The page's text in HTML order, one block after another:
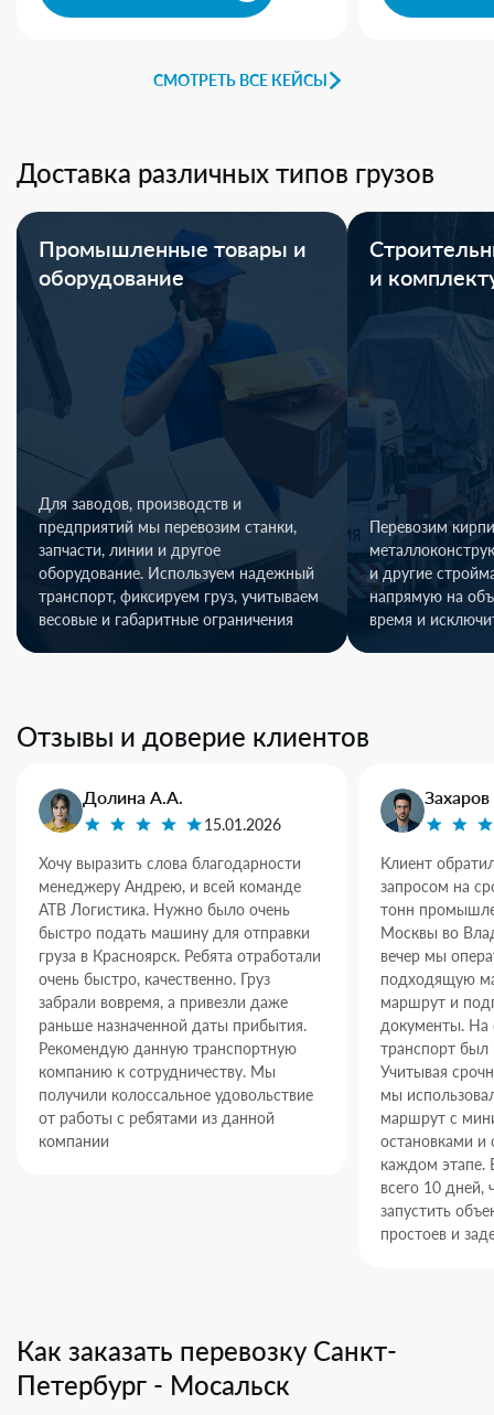
СМОТРЕТЬ ВСЕ КЕЙСЫ
Доставка различных типов грузов
Промышленные товары и
оборудование
Для заводов, производств и
предприятий мы перевозим станки,
запчасти, линии и другое
оборудование. Используем надежный
транспорт, фиксируем груз, учитываем
весовые и габаритные ограничения
и
Перевозим
и другие
напрямую на
время и
Отзывы и доверие клиентов
Долина А.А.
15.01.2026
Хочу выразить слова благодарности
менеджеру Андрею, и всей команде
АТВ Логистика. Нужно было очень
быстро подать машину для отправки
груза в Красноярск. Ребята отработали
очень быстро, качественно. Груз
забрали вовремя, а привезли даже
раньше назначенной даты прибытия.
Рекомендую данную транспортную
компанию к сотрудничеству. Мы
получили колоссальное удовольствие
от работы с ребятами из данной
компании
Клиент
запросом на
тонн
Москвы во
вечер мы
подходящую
маршрут и
документы. На
транспорт был
Учитывая
мы
маршрут с
остановками и
каждом этапе.
всего 10 дней,
запустить
простоев и
Как заказать перевозку Санкт-
Петербург - Мосальск